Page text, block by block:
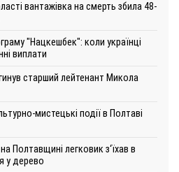
вантажівка на смерть збила 48-
"Нацкешбек": коли українці
виплати
старший лейтенант Микола
мистецькі події в Полтаві
Полтавщині легковик з‘їхав в
у дерево